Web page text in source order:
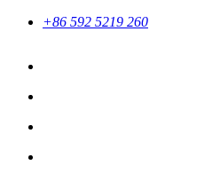
+86 592 5219 260